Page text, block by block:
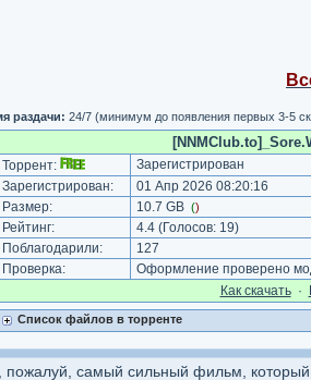
раздачи: 24/7 (минимум до появления первых 3-5
Торрент:
Зарегистрирован
Зарегистрирован:
01 Апр 2026 08:20:16
Размер:
10.7 GB ()
Рейтинг: 4.4(Голосов: 19)
Поблагодарили:
127
Проверка:
Оформление проверено
Как cкачать·
Список файлов в торренте
пожалуй, самый сильный фильм,